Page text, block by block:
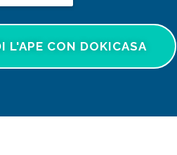
L'APE CON DOKICASA